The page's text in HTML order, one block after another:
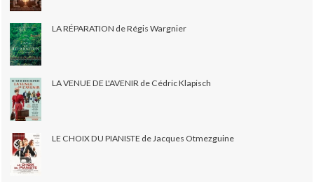
LA RÉPARATION de Régis Wargnier
LA VENUE DE L'AVENIR de Cédric Klapisch
LE CHOIX DU PIANISTE de Jacques Otmezguine